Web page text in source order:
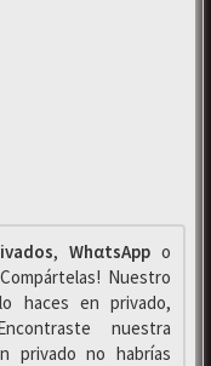
, WhαtsAppo
Nuestro
haces en privado,
nuestra
privado no habrías